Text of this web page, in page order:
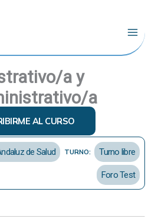
a y
a
AL CURSO
de Salud TURNO: Turno libre
Foro Test